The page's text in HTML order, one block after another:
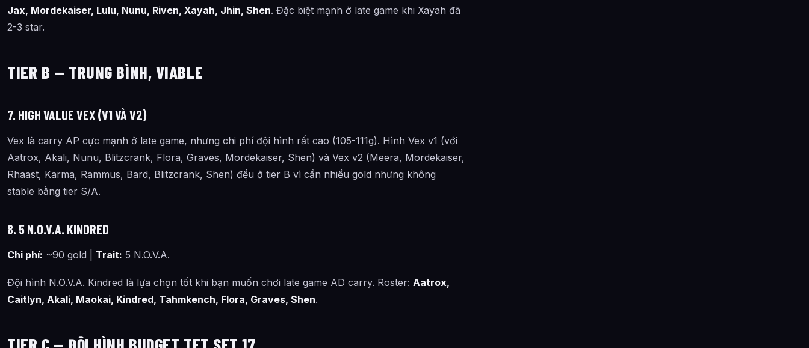
Jax, Mordekaiser, Lulu, Nunu, Riven, Xayah, Jhin, Shen. Đặc biệt mạnh ở late game khi Xayah đã
2-3 star.
TIER B — TRUNG BÌNH, VIABLE
7. HIGH VALUE VEX (V1 VÀ V2)
Vex là carry AP cực mạnh ở late game, nhưng chi phí đội hình rất cao (105-111g). Hình Vex v1 (với
Aatrox, Akali, Nunu, Blitzcrank, Flora, Graves, Mordekaiser, Shen) và Vex v2 (Meera, Mordekaiser,
Rhaast, Karma, Rammus, Bard, Blitzcrank, Shen) đều ở tier B vì cần nhiều gold nhưng không
stable bằng tier S/A.
8. 5 N.O.V.A. KINDRED
Chi phí: ~90 gold | Trait: 5 N.O.V.A.
Đội hình N.O.V.A. Kindred là lựa chọn tốt khi bạn muốn chơi late game AD carry. Roster: Aatrox,
Caitlyn, Akali, Maokai, Kindred, Tahmkench, Flora, Graves, Shen.